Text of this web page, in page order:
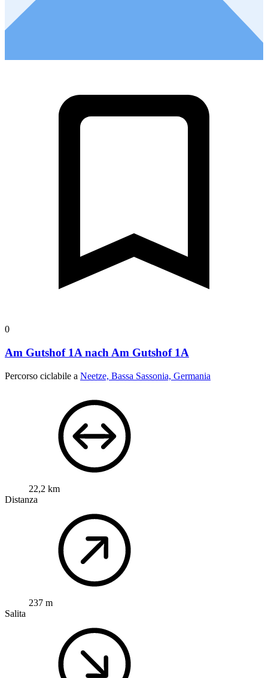
0
Am Gutshof 1A nach Am Gutshof 1A
Percorso ciclabile a Neetze, Bassa Sassonia, Germania
22,2 km
Distanza
237 m
Salita